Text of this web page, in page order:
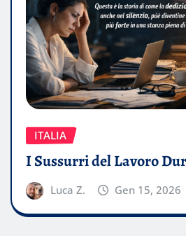
ITALIA
I Sussurri del Lavoro
Luca Z. Gen 15, 2026